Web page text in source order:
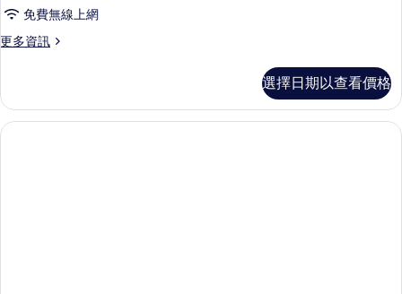
免費無線上網
更多資訊
更
客
房
的
選擇日期以查看價格